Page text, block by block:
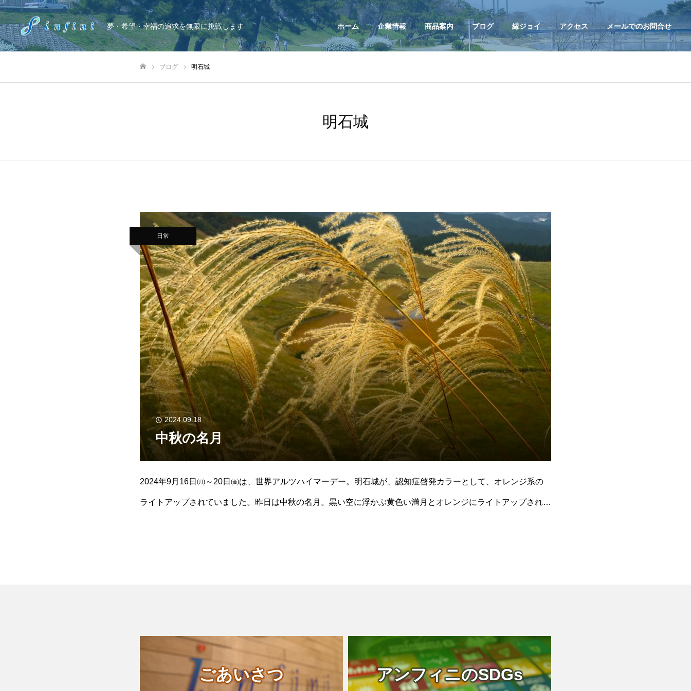
夢・希望・幸福の追求を無限に挑戦します ホーム 企業情報 商品案内 ブログ 縁ジョイ アクセス メールでのお問合せ
ブログ 明石城
明石城
日常
2024.09.18
中秋の名月
2024年9月16日㈪～20日㈮は、世界アルツハイマーデー。明石城が、認知症啓発カラーとして、オレンジ系の
ライトアップされていました。昨日は中秋の名月。黒い空に浮かぶ黄色い満月とオレンジにライトアップされた
ごあいさつ アンフィニのSDGs